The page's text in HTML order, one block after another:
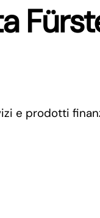
e prodotti